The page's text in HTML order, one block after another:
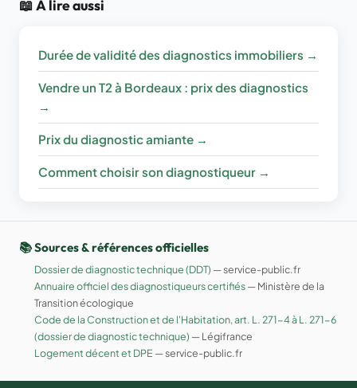
total.
📖 À lire aussi
Durée de validité des diagnostics immobiliers →
Vendre un T2 à Bordeaux : prix des diagnostics
→
Prix du diagnostic amiante →
Comment choisir son diagnostiqueur →
📚 Sources & références officielles
Dossier de diagnostic technique (DDT) — service-public.fr
Annuaire officiel des diagnostiqueurs certifiés— Ministère de la
Transition écologique
Code de la Construction et de l'Habitation, art. L. 271-4 à L. 271-6
(dossier de diagnostic technique) — Légifrance
Logement décent et DPE — service-public.fr